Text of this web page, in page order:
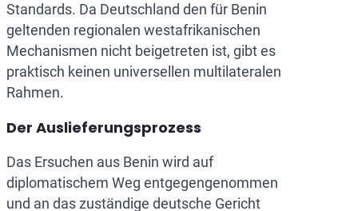
Standards. Da Deutschland den für Benin
geltenden regionalen westafrikanischen
Mechanismen nicht beigetreten ist, gibt es
praktisch keinen universellen multilateralen
Rahmen.
Der Auslieferungsprozess
Das Ersuchen aus Benin wird auf
diplomatischem Weg entgegengenommen
und an das zuständige deutsche Gericht